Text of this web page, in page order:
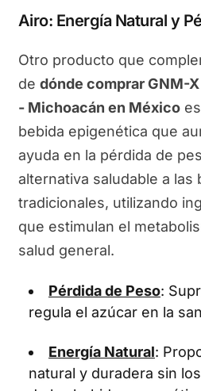
Airo: Energía Natural y
Otro producto que
de dónde comprar GNM-
- Michoacán en Méxicoes
bebida epigenética que
ayuda en la pérdida de
alternativa saludable a las
tradicionales, utilizando
que estimulan el
salud general.
Pérdida de Peso:
regula el azúcar en la
Energía Natural:
natural y duradera sin